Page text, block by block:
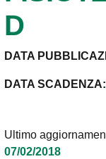
D
DATA
DATA SCADENZA:
Ultimo
07/02/2018